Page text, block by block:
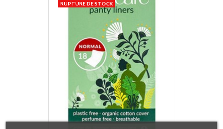
RUPTURE DE STOCK